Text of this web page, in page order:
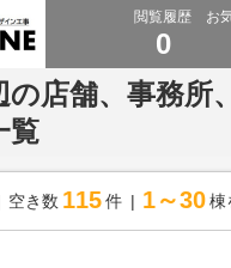
閲覧履歴
0
お
の店舗、事務所
覧
空き数 115 件 1～30 棟